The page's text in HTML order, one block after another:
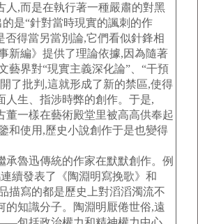
人,而是在執行著一種嚴肅的對黑
是“針對當時現實的諷刺的作
否得當另當別論,它們看似針鋒相
新編》提供了理論依據,因為隨著
藝界對“現實主義深化論”、“干預
了批判,這就形成了新的禁區,使得
人生、指涉時弊的創作。于是,
董一樣在藝術殿堂里被高高供奉起
和使用,歷史小說創作于是也變得
魯迅傳統的作家在默默創作。例
續發表了《陶淵明寫挽歌》和
描寫的都是歷史上對滔滔濁流不
的知識分子。陶淵明厭倦世俗,遠